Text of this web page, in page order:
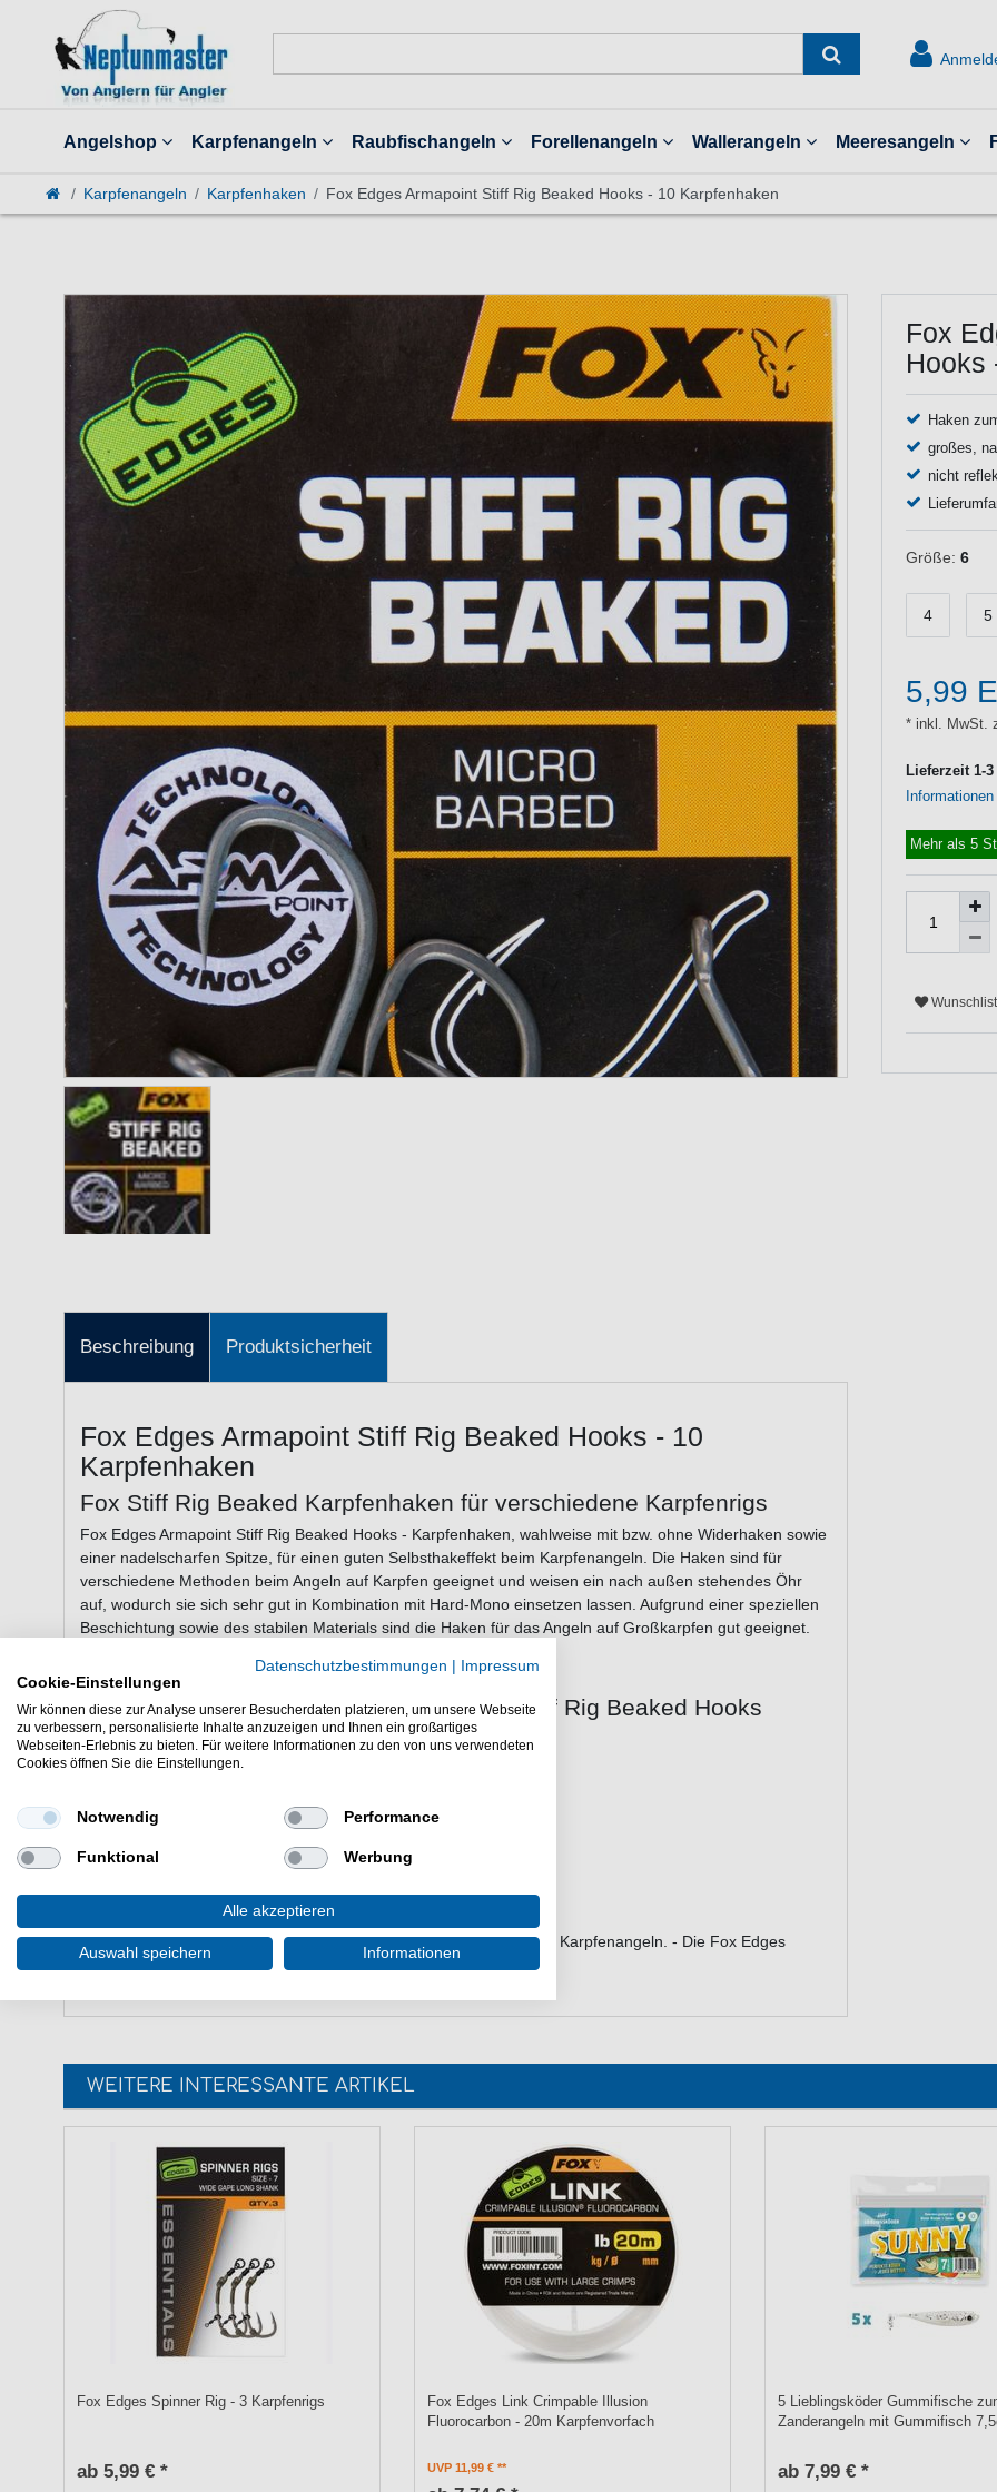
Angelshop Karpfenangeln Raubfischangeln Forellenangeln Wallerangeln Meeresangeln
Karpfenangeln Karpfenhaken Fox Edges Armapoint Stiff Rig Beaked Hooks - 10 Karpfenhaken
Fox
Hooks
Haken
großes,
nicht
Größe: 6
4 5
5,99
* inkl. MwSt.
Lieferzeit 1-
Mehr als 5
Beschreibung Produktsicherheit
Fox Edges Armapoint Stiff Rig Beaked Hooks - 10
Karpfenhaken
Fox Stiff Rig Beaked Karpfenhaken für verschiedene Karpfenrigs
Fox Edges Armapoint Stiff Rig Beaked Hooks - Karpfenhaken, wahlweise mit bzw. ohne Widerhaken sowie
einer nadelscharfen Spitze, für einen guten Selbsthakeffekt beim Karpfenangeln. Die Haken sind für
verschiedene Methoden beim Angeln auf Karpfen geeignet und weisen ein nach außen stehendes Öhr
auf, wodurch sie sich sehr gut in Kombination mit Hard-Mono einsetzen lassen. Aufgrund einer speziellen
Beschichtung sowie des stabilen Materials sind die Haken für das Angeln auf Großkarpfen gut geeignet.
Eigenschaften der Fox Edges Armapoint Stiff Rig Beaked Hooks
gut geeignet für Grund- und Pop-up Präsentation
nadelscharf
sehr gut für Hard-Mono geeignet
großes Öhr für dicke Vorfachschnüre
nicht reflektierende, dunkle Beschichtung
Lieferumfang: 10 Stück in der gewählten Größe
Die Fox Edges Armapoint Stiff Rig Beaked Hooks sind sehr gut zum Karpfenangeln. - Die Fox Edges
Armapoint Stiff Rig beaked Hooks sind für Hardmono geeignet.
WEITERE INTERESSANTE ARTIKEL
Fox Edges Spinner Rig - 3 Karpfenrigs
ab 5,99 € *
Fox Edges Link Crimpable Illusion
Fluorocarbon - 20m Karpfenvorfach
UVP 11,99 €
5 Lieblingsköder Gummifische
Zanderangeln mit Gummifisch
ab 7,99 € *
Datenschutzbestimmungen | Impressum
Cookie-Einstellungen
Wir können diese zur Analyse unserer Besucherdaten platzieren, um unsere Webseite
zu verbessern, personalisierte Inhalte anzuzeigen und Ihnen ein großartiges
Webseiten-Erlebnis zu bieten. Für weitere Informationen zu den von uns verwendeten
Cookies öffnen Sie die Einstellungen.
Notwendig Performance
Funktional Werbung
Alle akzeptieren
Auswahl speichern Informationen